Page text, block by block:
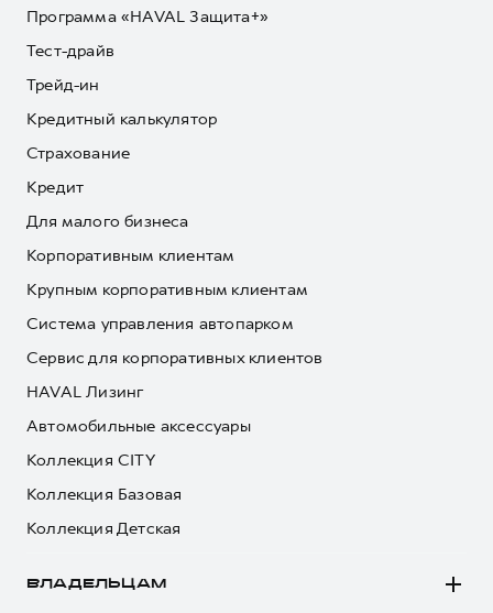
Программа «HAVAL Защита+»
Тест-драйв
Трейд-ин
Кредитный калькулятор
Страхование
Кредит
Для малого бизнеса
Корпоративным клиентам
Крупным корпоративным клиентам
Система управления автопарком
Сервис для корпоративных клиентов
HAVAL Лизинг
Автомобильные аксессуары
Коллекция CITY
Коллекция Базовая
Коллекция Детская
ВЛАДЕЛЬЦАМ